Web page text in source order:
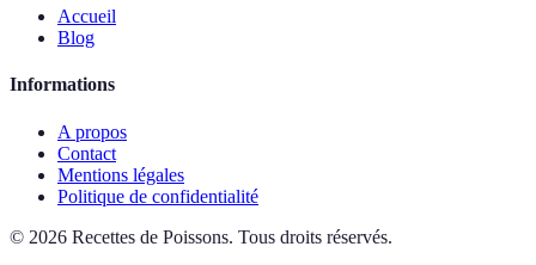
Accueil
Blog
Informations
A propos
Contact
Mentions légales
Politique de confidentialité
© 2026 Recettes de Poissons. Tous droits réservés.